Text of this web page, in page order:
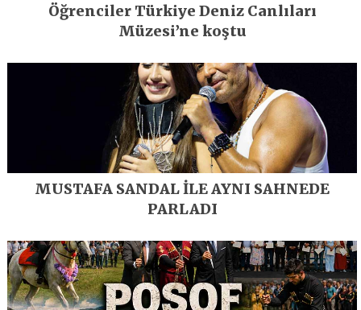
Öğrenciler Türkiye Deniz Canlıları
Müzesi’ne koştu
MUSTAFA SANDAL İLE AYNI SAHNEDE
PARLADI